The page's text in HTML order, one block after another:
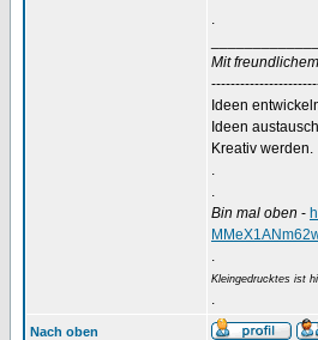
.
Mit
Ideen
Ideen
Kreativ werden.
.
.
Bin mal oben -
.
Kleingedrucktes ist
.
Nach oben